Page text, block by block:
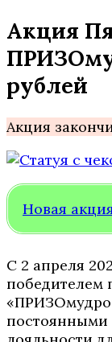
Акция
рублей
Акция
Новая
С 2 апреля
победителем
постоянными